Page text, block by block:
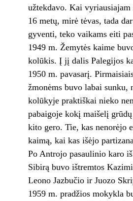
užtekdavo. Kai
16 metų, mirė tėvas, tada
gyventi, teko vaikams eiti
1949 m. Žemytės kaime
kolūkis. Į jį dalis Palegijos
1950 m. pavasarį.
žmonėms buvo labai sunku,
kolūkyje praktiškai nieko
pabaigoje kokį maišelį
kito gero. Tie, kas nenorėjo
kaimą, kai kas išėjo
Po Antrojo pasaulinio karo
Sibirą buvo ištremtos
Leono Jazbučio ir Juozo
1959 m. pradžios mokykla